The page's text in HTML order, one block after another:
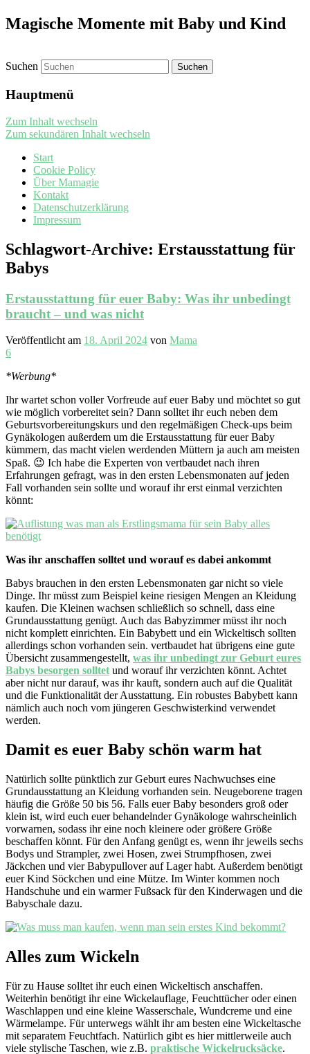
Magische Momente mit Baby und Kind
Suchen
Hauptmenü
Zum Inhalt wechseln
Zum sekundären Inhalt wechseln
Start
Cookie Policy
Über Mamagie
Kontakt
Datenschutzerklärung
Impressum
Schlagwort-Archive: Erstausstattung für
Babys
Erstausstattung für euer Baby: Was ihr unbedingt
braucht – und was nicht
Veröffentlicht am 18. April 2024 von Mama
6
*Werbung*
Ihr wartet schon voller Vorfreude auf euer Baby und möchtet so gut
wie möglich vorbereitet sein? Dann solltet ihr euch neben dem
Geburtsvorbereitungskurs und den regelmäßigen Check-ups beim
Gynäkologen außerdem um die Erstausstattung für euer Baby
kümmern, das macht vielen werdenden Müttern ja auch am meisten
Spaß. 😉 Ich habe die Experten von vertbaudet nach ihren
Erfahrungen gefragt, was in den ersten Lebensmonaten auf jeden
Fall vorhanden sein sollte und worauf ihr erst einmal verzichten
könnt:
Was ihr anschaffen solltet und worauf es dabei ankommt
Babys brauchen in den ersten Lebensmonaten gar nicht so viele
Dinge. Ihr müsst zum Beispiel keine riesigen Mengen an Kleidung
kaufen. Die Kleinen wachsen schließlich so schnell, dass eine
Grundausstattung genügt. Auch das Babyzimmer müsst ihr noch
nicht komplett einrichten. Ein Babybett und ein Wickeltisch sollten
allerdings schon vorhanden sein. vertbaudet hat übrigens eine gute
Übersicht zusammengestellt, was ihr unbedingt zur Geburt eures
Babys besorgen solltet und worauf ihr verzichten könnt. Achtet
aber nicht nur darauf, was ihr kauft, sondern auch auf die Qualität
und die Funktionalität der Ausstattung. Ein robustes Babybett kann
nämlich auch noch vom jüngeren Geschwisterkind verwendet
werden.
Damit es euer Baby schön warm hat
Natürlich sollte pünktlich zur Geburt eures Nachwuchses eine
Grundausstattung an Kleidung vorhanden sein. Neugeborene tragen
häufig die Größe 50 bis 56. Falls euer Baby besonders groß oder
klein ist, wird euch euer behandelnder Gynäkologe wahrscheinlich
vorwarnen, sodass ihr eine noch kleinere oder größere Größe
beschaffen könnt. Für den Anfang genügt es, wenn ihr jeweils sechs
Bodys und Strampler, zwei Hosen, zwei Strumpfhosen, zwei
Jäckchen und vier Babypullover auf Lager habt. Außerdem benötigt
euer Kind Söckchen und eine Mütze. Im Winter kommen noch
Handschuhe und ein warmer Fußsack für den Kinderwagen und die
Babyschale dazu.
Alles zum Wickeln
Für zu Hause solltet ihr euch einen Wickeltisch anschaffen.
Weiterhin benötigt ihr eine Wickelauflage, Feuchttücher oder einen
Waschlappen und eine kleine Wasserschale, Wundcreme und eine
Wärmelampe. Für unterwegs wählt ihr am besten eine Wickeltasche
mit separatem Feuchtfach. Natürlich gibt es hier mittlerweile auch
viele stylische Taschen, wie z.B. praktische Wickelrucksäcke.